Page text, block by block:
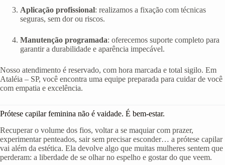
Aplicação profissional: realizamos a fixação com técnicas
seguras, sem dor ou riscos.
Manutenção programada: oferecemos suporte completo para
garantir a durabilidade e aparência impecável.
Nosso atendimento é reservado, com hora marcada e total sigilo. Em
Ataléia – SP, você encontra uma equipe preparada para cuidar de você
com empatia e excelência.
Prótese capilar feminina não é vaidade. É bem-estar.
Recuperar o volume dos fios, voltar a se maquiar com prazer,
experimentar penteados, sair sem precisar esconder… a prótese capilar
vai além da estética. Ela devolve algo que muitas mulheres sentem que
perderam: a liberdade de se olhar no espelho e gostar do que veem.